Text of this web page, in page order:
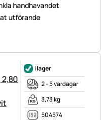
handhavandet
utförande
i lager
2 - 5 vardagar
3,73 kg
504574